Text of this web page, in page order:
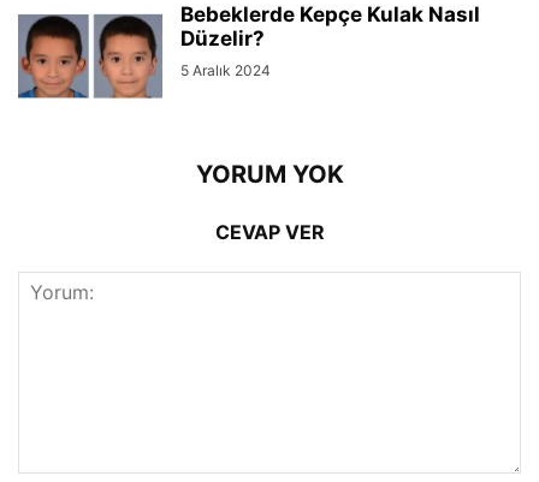
Bebeklerde Kepçe Kulak Nasıl
Düzelir?
5 Aralık 2024
YORUM YOK
CEVAP VER